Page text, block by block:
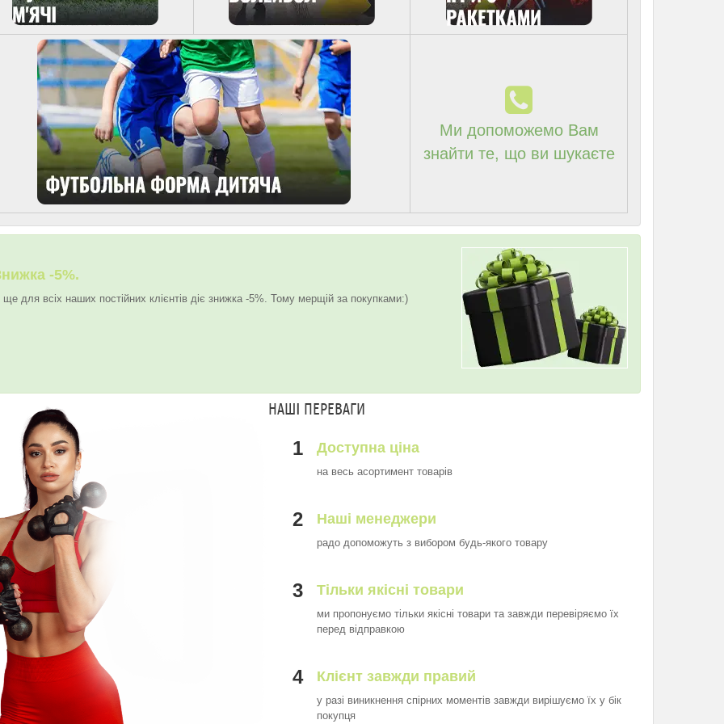
Ми допоможемо Вам
знайти те, що ви шукаєте
-5%.
для всіх наших постійних клієнтів діє знижка -5%. Тому мерщій за покупками:)
НАШІ ПЕРЕВАГИ
1 Доступна ціна
на весь асортимент товарів
2 Наші менеджери
радо допоможуть з вибором будь-якого товару
3 Тільки якісні товари
ми пропонуємо тільки якісні товари та завжди перевіряємо їх
перед відправкою
4 Клієнт завжди правий
у разі виникнення спірних моментів завжди вирішуємо їх у бік
покупця